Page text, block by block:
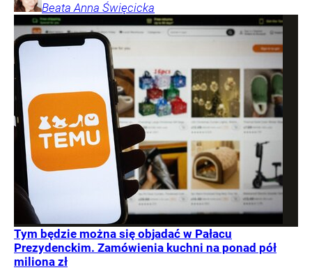
Beata Anna Święcicka
Tym będzie można się objadać w Pałacu
Prezydenckim. Zamówienia kuchni na ponad pół
miliona zł